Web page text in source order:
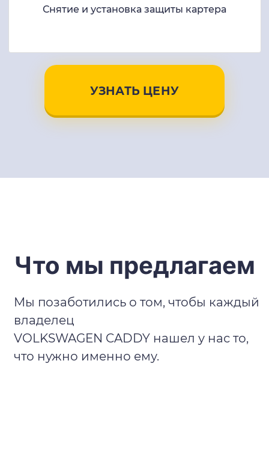
Снятие и установка защиты картера
УЗНАТЬ ЦЕНУ
Что мы предлагаем
Мы позаботились о том, чтобы каждый
владелец
VOLKSWAGEN CADDY нашел у нас то,
что нужно именно ему.